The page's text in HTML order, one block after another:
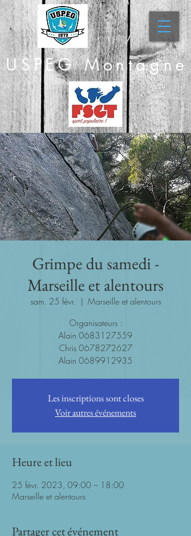
USPEG Montagne
Grimpe du samedi -
Marseille et alentours
sam. 25 févr.
  |
Marseille et alentours
Organisateurs :
Alain 0683127559
Chris 0678272627
Alain 0689912935
Les inscriptions sont closes
Voir autres événements
Heure et lieu
25 févr. 2023, 09:00 – 18:00
Marseille et alentours
Partager cet événement